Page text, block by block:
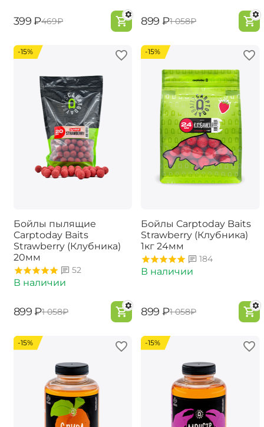
‍399‍ ₽‍469‍₽ ‍899‍ ₽‍1 058‍₽
-15%
Бойлы пылящие
Carptoday Baits
Strawberry (Клубника)
20мм
52
В наличии
‍899‍ ₽‍1 058‍₽
-15%
Бойлы Carptoday Baits
Strawberry (Клубника)
1кг 24мм
184
В наличии
‍899‍ ₽‍1 058‍₽
-15% -15%